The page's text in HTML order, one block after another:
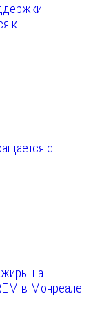
к
с
на
в Монреале